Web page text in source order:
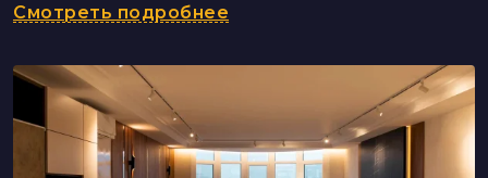
Смотреть подробнее